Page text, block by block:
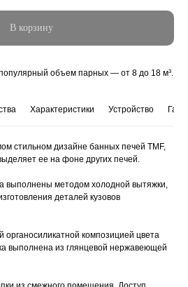
В корзину
объем парных — от 8 до 18 м³.
Характеристики Устройство
стильном дизайне банных печей TMF,
ее на фоне других печей.
выполнены методом холодной вытяжки,
деталей кузовов
органосиликатной композицией цвета
выполнена из глянцевой нержавеющей